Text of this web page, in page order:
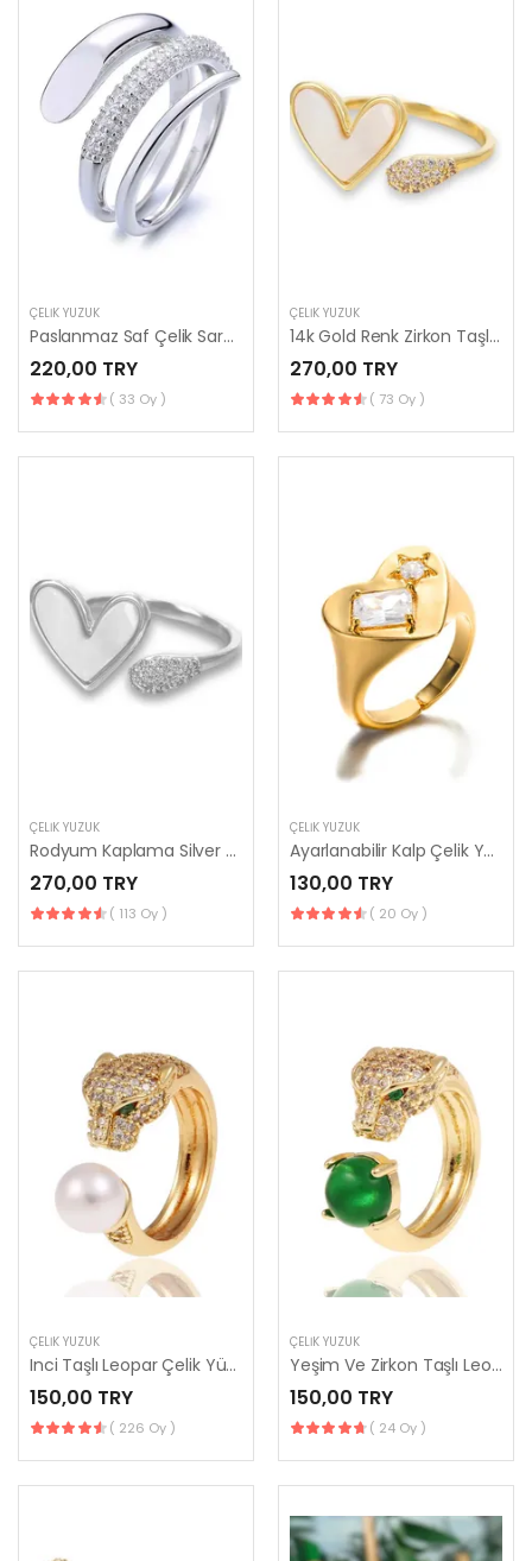
ÇELIK YÜZÜK
Paslanmaz Saf Çelik Sarmalı Model Zirkon Taşlı Tek Ebat Yüzük
220,00 TRY
( 33 Oy )
ÇELIK YÜZÜK
14k Gold Renk Zirkon Taşlı Kalp Yüzük
270,00 TRY
( 73 Oy )
ÇELIK YÜZÜK
Rodyum Kaplama Silver Zirkon Taşlı Kalp Yüzük
270,00 TRY
( 113 Oy )
ÇELIK YÜZÜK
Ayarlanabilir Kalp Çelik Yüzük
130,00 TRY
( 20 Oy )
ÇELIK YÜZÜK
Inci Taşlı Leopar Çelik Yüzük
150,00 TRY
( 226 Oy )
ÇELIK YÜZÜK
Yeşim Ve Zirkon Taşlı Leopar Çelik Yüzük
150,00 TRY
( 24 Oy )